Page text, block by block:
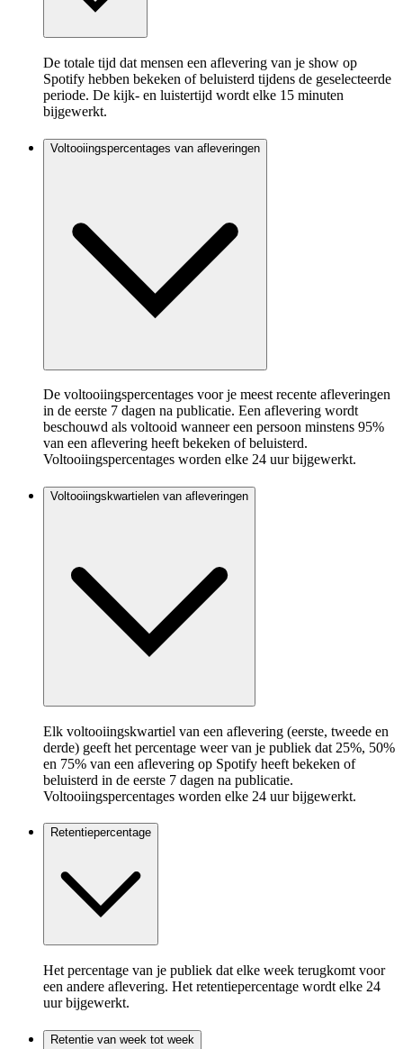
De totale tijd dat mensen een aflevering van je show op
Spotify hebben bekeken of beluisterd tijdens de geselecteerde
periode. De kijk- en luistertijd wordt elke 15 minuten
bijgewerkt.
Voltooiingspercentages van afleveringen
De voltooiingspercentages voor je meest recente afleveringen
in de eerste 7 dagen na publicatie. Een aflevering wordt
beschouwd als voltooid wanneer een persoon minstens 95%
van een aflevering heeft bekeken of beluisterd.
Voltooiingspercentages worden elke 24 uur bijgewerkt.
Voltooiingskwartielen van afleveringen
Elk voltooiingskwartiel van een aflevering (eerste, tweede en
derde) geeft het percentage weer van je publiek dat 25%, 50%
en 75% van een aflevering op Spotify heeft bekeken of
beluisterd in de eerste 7 dagen na publicatie.
Voltooiingspercentages worden elke 24 uur bijgewerkt.
Retentiepercentage
Het percentage van je publiek dat elke week terugkomt voor
een andere aflevering. Het retentiepercentage wordt elke 24
uur bijgewerkt.
Retentie van week tot week